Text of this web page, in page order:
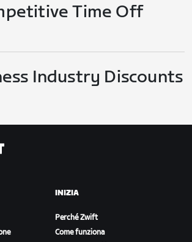
Time Off
Industry Discounts
INIZIA
Perché Zwift
Come funziona